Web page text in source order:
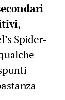
,
Spider-